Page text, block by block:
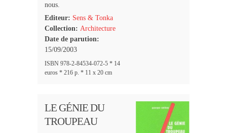
nous.
Editeur: Sens & Tonka
Collection: Architecture
Date de parution:
15/09/2003
ISBN 978-2-84534-072-5 * 14
euros * 216 p. * 11 x 20 cm
LE GÉNIE DU
TROUPEAU